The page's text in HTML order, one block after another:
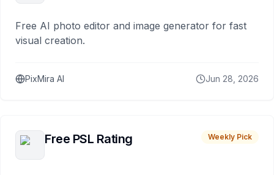
Free AI photo editor and image generator for fast
visual creation.
PixMira AI Jun 28, 2026
Free PSL Rating Weekly Pick